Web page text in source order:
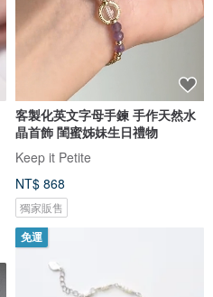
客製化英文字母手鍊 手作天然水
晶首飾 閨蜜姊妹生日禮物
Keep it Petite
NT$ 868
獨家販售
免運